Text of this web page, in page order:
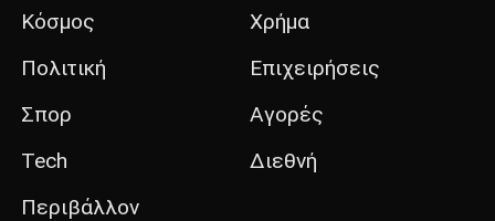
Κόσμος
Πολιτική
Σπορ
Tech
Περιβάλλον
Χρήμα
Επιχειρήσεις
Αγορές
Διεθνή